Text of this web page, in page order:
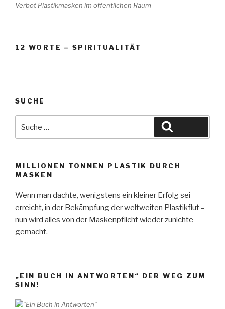
Verbot Plastikmasken im öffentlichen Raum
12 WORTE – SPIRITUALITÄT
SUCHE
nach:
MILLIONEN TONNEN PLASTIK DURCH
MASKEN
Wenn man dachte, wenigstens ein kleiner Erfolg sei
erreicht, in der Bekämpfung der weltweiten Plastikflut –
nun wird alles von der Maskenpflicht wieder zunichte
gemacht.
„EIN BUCH IN ANTWORTEN“ DER WEG ZUM
SINN!